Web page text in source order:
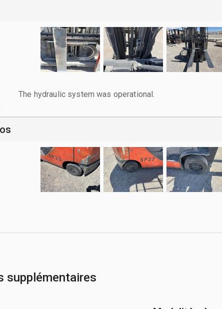
The hydraulic system was operational.
supplémentaires